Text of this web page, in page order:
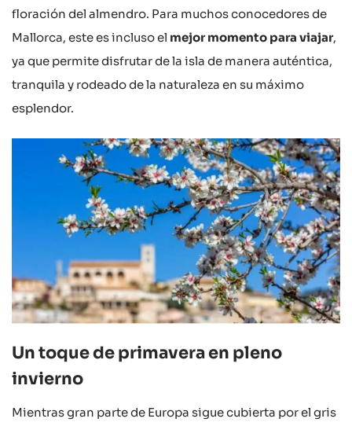
floración del almendro. Para muchos conocedores de
Mallorca, este es incluso el mejor momento para viajar,
ya que permite disfrutar de la isla de manera auténtica,
tranquila y rodeado de la naturaleza en su máximo
esplendor.
Un toque de primavera en pleno
invierno
Mientras gran parte de Europa sigue cubierta por el gris